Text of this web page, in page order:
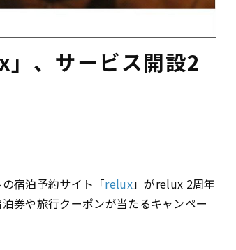
、サービス開設2
宿泊予約サイト「relux」がrelux 2周年
券や旅行クーポンが当たるキャンペー